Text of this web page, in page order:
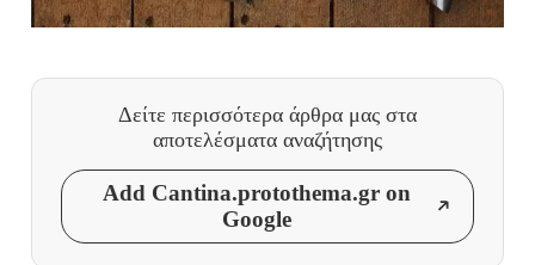
Δείτε περισσότερα άρθρα μας στα
αποτελέσματα αναζήτησης
Add Cantina.protothema.gr on
Google